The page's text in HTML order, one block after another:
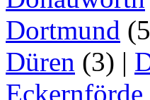
Dortmund
Düren (3) |
Eckernförde